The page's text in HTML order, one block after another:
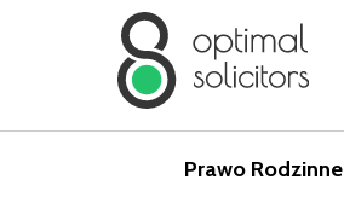
Prawo Rodzinne